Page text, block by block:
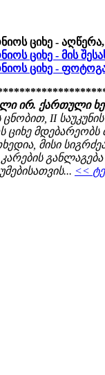
ციხე -
ციხე - მის
ციხე -
ირ. ქართული
ცნობით, II
ციხე მდებარეობს
მისი
კარების
<<